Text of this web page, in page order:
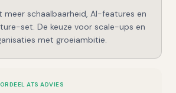
meer schaalbaarheid, AI-features en
set. De keuze voor scale-ups en
met groeiambitie.
ATS ADVIES